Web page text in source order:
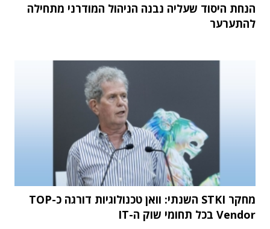
הנחת היסוד שעליה נבנה הניהול המודרני מתחילה
להתערער
מחקר STKI השנתי: וואן טכנולוגיות דורגה כ-TOP
Vendor בכל תחומי שוק ה-IT